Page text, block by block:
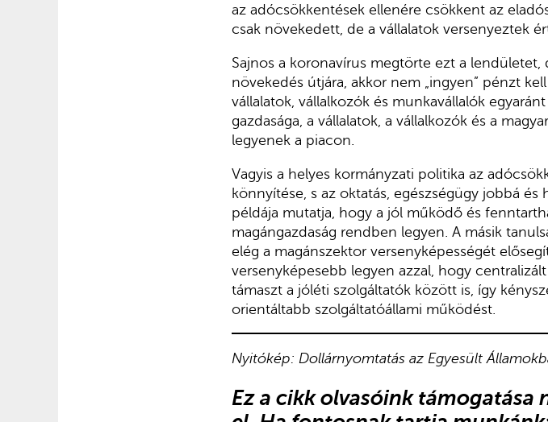
az adócsökkentések ellenére csökkent az
csak növekedett, de a vállalatok versenyeztek
Sajnos a koronavírus megtörte ezt a
növekedés útjára, akkor nem „ingyen” pénzt
vállalatok, vállalkozók és munkavállalók
gazdasága, a vállalatok, a vállalkozók és a
legyenek a piacon.
Vagyis a helyes kormányzati politika az
könnyítése, s az oktatás, egészségügy jobbá
példája mutatja, hogy a jól működő és
magángazdaság rendben legyen. A másik
elég a magánszektor versenyképességét
versenyképesebb legyen azzal, hogy
támaszt a jóléti szolgáltatók között is, így
orientáltabb szolgáltatóállami működést.
Nyitókép: Dollárnyomtatás az Egyesült
Ez a cikk olvasóink